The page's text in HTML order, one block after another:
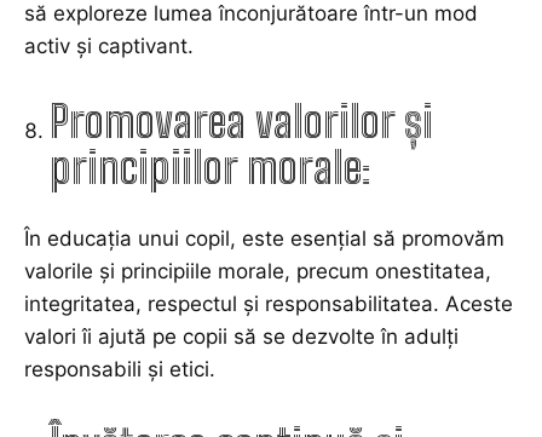
să exploreze lumea înconjurătoare într-un mod
activ și captivant.
Promovarea valorilor și
principiilor morale:
În educația unui copil, este esențial să promovăm
valorile și principiile morale, precum onestitatea,
integritatea, respectul și responsabilitatea. Aceste
valori îi ajută pe copii să se dezvolte în adulți
responsabili și etici.